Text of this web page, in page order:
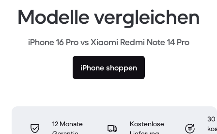
Modelle vergleichen
iPhone 16 Pro vs Xiaomi Redmi Note 14 Pro
iPhone shoppen
12 Monate
Kostenlose
30